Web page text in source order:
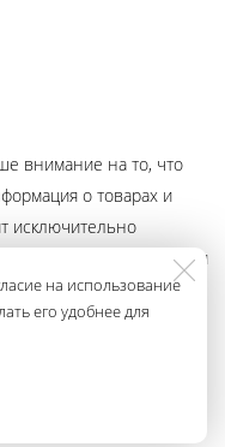
на использование
его удобнее для
внимание на то, что
о товарах и
исключительно
условиях не является
Статьи 437
Для получения
указанных
к менеджеру
andrey@ural.audio или